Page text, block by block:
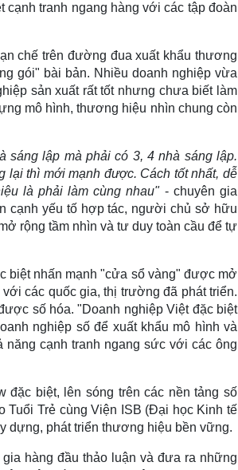
tranh ngang hàng với các tập đoàn
chế trên đường đua xuất khẩu thương
gói" bài bản. Nhiều doanh nghiệp vừa
sản xuất rất tốt nhưng chưa biết làm
mô hình, thương hiệu nhìn chung còn
sáng lập mà phải có 3, 4 nhà sáng lập.
lại thì mới mạnh được. Cách tốt nhất, dễ
là phải làm cùng nhau"- chuyên gia
cạnh yếu tố hợp tác, người chủ sở hữu
rộng tầm nhìn và tư duy toàn cầu để tự
biệt nhấn mạnh "cửa sổ vàng" được mở
các quốc gia, thị trường đã phát triển.
số hóa. "Doanh nghiệp Việt đặc biệt
nghiệp số để xuất khẩu mô hình và
cạnh tranh ngang sức với các ông
đặc biệt, lên sóng trên các nền tảng số
Tuổi Trẻ cùng Viện ISB (Đại học Kinh tế
dựng, phát triển thương hiệu bền vững.
hàng đầu thảo luận và đưa ra những